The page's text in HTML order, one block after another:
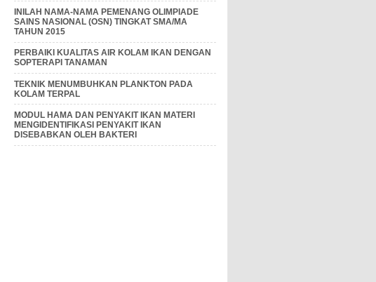
INILAH NAMA-NAMA PEMENANG OLIMPIADE
SAINS NASIONAL (OSN) TINGKAT SMA/MA
TAHUN 2015
PERBAIKI KUALITAS AIR KOLAM IKAN DENGAN
SOPTERAPI TANAMAN
TEKNIK MENUMBUHKAN PLANKTON PADA
KOLAM TERPAL
MODUL HAMA DAN PENYAKIT IKAN MATERI
MENGIDENTIFIKASI PENYAKIT IKAN
DISEBABKAN OLEH BAKTERI